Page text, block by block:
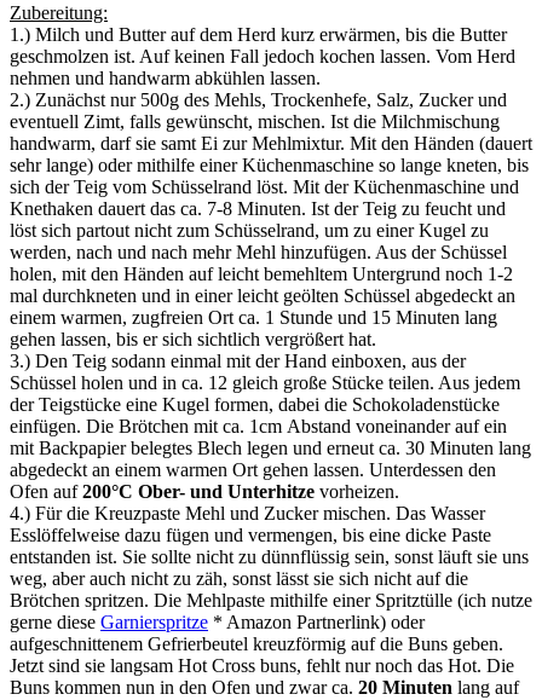
Zubereitung:
1.) Milch und Butter auf dem Herd kurz erwärmen, bis die Butter
geschmolzen ist. Auf keinen Fall jedoch kochen lassen. Vom Herd
nehmen und handwarm abkühlen lassen.
2.) Zunächst nur 500g des Mehls, Trockenhefe, Salz, Zucker und
eventuell Zimt, falls gewünscht, mischen. Ist die Milchmischung
handwarm, darf sie samt Ei zur Mehlmixtur. Mit den Händen (dauert
sehr lange) oder mithilfe einer Küchenmaschine so lange kneten, bis
sich der Teig vom Schüsselrand löst. Mit der Küchenmaschine und
Knethaken dauert das ca. 7-8 Minuten. Ist der Teig zu feucht und
löst sich partout nicht zum Schüsselrand, um zu einer Kugel zu
werden, nach und nach mehr Mehl hinzufügen. Aus der Schüssel
holen, mit den Händen auf leicht bemehltem Untergrund noch 1-2
mal durchkneten und in einer leicht geölten Schüssel abgedeckt an
einem warmen, zugfreien Ort ca. 1 Stunde und 15 Minuten lang
gehen lassen, bis er sich sichtlich vergrößert hat.
3.) Den Teig sodann einmal mit der Hand einboxen, aus der
Schüssel holen und in ca. 12 gleich große Stücke teilen. Aus jedem
der Teigstücke eine Kugel formen, dabei die Schokoladenstücke
einfügen. Die Brötchen mit ca. 1cm Abstand voneinander auf ein
mit Backpapier belegtes Blech legen und erneut ca. 30 Minuten lang
abgedeckt an einem warmen Ort gehen lassen. Unterdessen den
Ofen auf200°C Ober- und Unterhitze vorheizen.
4.) Für die Kreuzpaste Mehl und Zucker mischen. Das Wasser
Esslöffelweise dazu fügen und vermengen, bis eine dicke Paste
entstanden ist. Sie sollte nicht zu dünnflüssig sein, sonst läuft sie uns
weg, aber auch nicht zu zäh, sonst lässt sie sich nicht auf die
Brötchen spritzen. Die Mehlpaste mithilfe einer Spritztülle (ich nutze
gerne diese Garnierspritze * Amazon Partnerlink) oder
aufgeschnittenem Gefrierbeutel kreuzförmig auf die Buns geben.
Jetzt sind sie langsam Hot Cross buns, fehlt nur noch das Hot. Die
Buns kommen nun in den Ofen und zwar ca. 20 Minuten lang auf